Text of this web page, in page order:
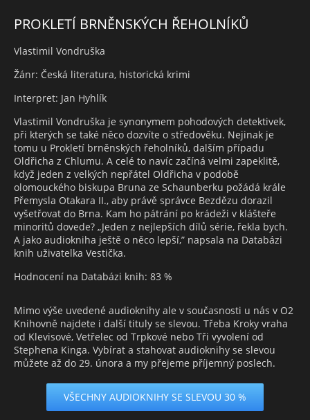
PROKLETÍ BRNĚNSKÝCH ŘEHOLNÍKŮ
Vlastimil Vondruška
Žánr: Česká literatura, historická krimi
Interpret: Jan Hyhlík
Vlastimil Vondruška je synonymem pohodových detektivek,
při kterých se také něco dozvíte o středověku. Nejinak je
tomu u Prokletí brněnských řeholníků, dalším případu
Oldřicha z Chlumu. A celé to navíc začíná velmi zapeklitě,
když jeden z velkých nepřátel Oldřicha v podobě
olomouckého biskupa Bruna ze Schaunberku požádá krále
Přemysla Otakara II., aby právě správce Bezdězu dorazil
vyšetřovat do Brna. Kam ho pátrání po krádeži v klášteře
minoritů dovede? „Jeden z nejlepších dílů série, řekla bych.
A jako audiokniha ještě o něco lepší,” napsala na Databázi
knih uživatelka Vestička.
Hodnocení na Databázi knih: 83 %
Mimo výše uvedené audioknihy ale v současnosti u nás v O2
Knihovně najdete i další tituly se slevou. Třeba Kroky vraha
od Klevisové, Vetřelec od Trpkové nebo Tři vyvolení od
Stephena Kinga. Vybírat a stahovat audioknihy se slevou
můžete až do 29. února a my přejeme příjemný poslech.
VŠECHNY AUDIOKNIHY SE SLEVOU 30 %